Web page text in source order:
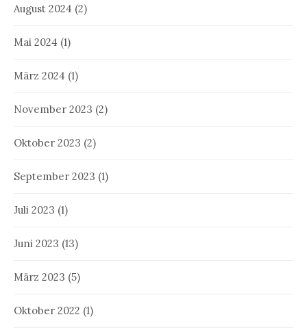
August 2024 (2)
Mai 2024 (1)
März 2024 (1)
November 2023 (2)
Oktober 2023 (2)
September 2023 (1)
Juli 2023 (1)
Juni 2023 (13)
März 2023 (5)
Oktober 2022 (1)